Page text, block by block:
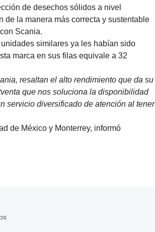
de desechos sólidos a nivel
de la manera más correcta y sustentable
Scania.
similares ya les habían sido
marca en sus filas equivale a 32
resaltan el alto rendimiento que da su
que nos soluciona la disponibilidad
servicio diversificado de atención al tener
de México y Monterrey, informó